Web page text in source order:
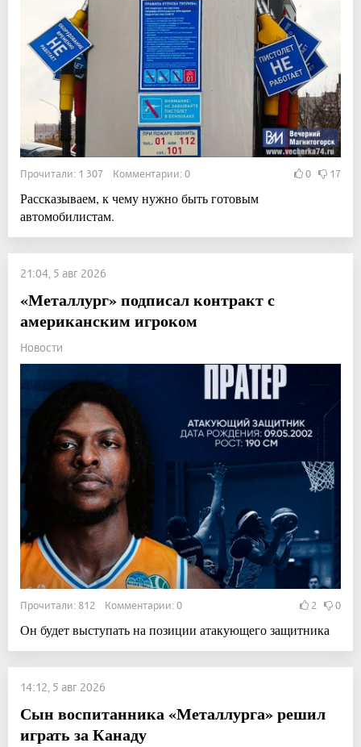
Прочитали: 1 307 Комментарии: 0 0 17
Рассказываем, к чему нужно быть готовым
автомобилистам.
21:04, 5 авг 2026
«Металлург» подписал контракт с
американским игроком
Новости
Прочитали: 812 Комментарии: 0 2 0
Он будет выступать на позиции атакующего защитника
14:12, 5 авг 2026
Сын воспитанника «Металлурга» решил
играть за Канаду